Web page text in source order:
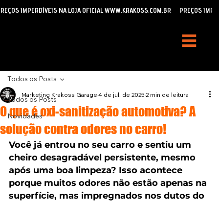
IMPERDÍVEIS NA LOJA OFICIAL WWW.KRAKOSS.COM.BR
Todos os Posts
Novidades
Todos os Posts
O que é oxi-sanitização automotiva? A
solução contra odores no carro!
Marketing Krakoss Garage 4 de jul. de 2025 2 min de leitura
Você já entrou no seu carro e sentiu um
cheiro desagradável persistente, mesmo
após uma boa limpeza? Isso acontece
porque muitos odores não estão apenas na
superfície, mas impregnados nos dutos do